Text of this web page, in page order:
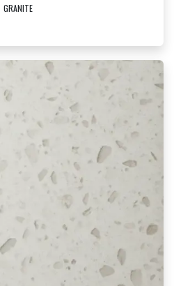
GRANITE